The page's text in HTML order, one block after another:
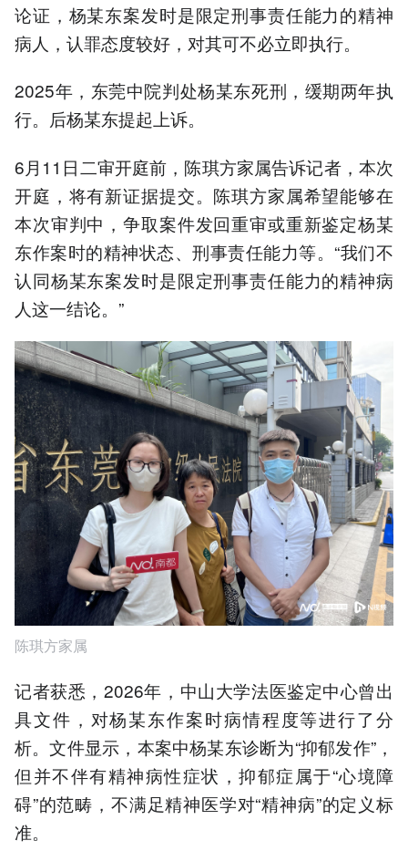
论证，杨某东案发时是限定刑事责任能力的精神
病人，认罪态度较好，对其可不必立即执行。
2025年，东莞中院判处杨某东死刑，缓期两年执
行。后杨某东提起上诉。
6月11日二审开庭前，陈琪方家属告诉记者，本次
开庭，将有新证据提交。陈琪方家属希望能够在
本次审判中，争取案件发回重审或重新鉴定杨某
东作案时的精神状态、刑事责任能力等。“我们不
认同杨某东案发时是限定刑事责任能力的精神病
人这一结论。”
陈琪方家属
记者获悉，2026年，中山大学法医鉴定中心曾出
具文件，对杨某东作案时病情程度等进行了分
析。文件显示，本案中杨某东诊断为“抑郁发作”，
但并不伴有精神病性症状，抑郁症属于“心境障
碍”的范畴，不满足精神医学对“精神病”的定义标
准。